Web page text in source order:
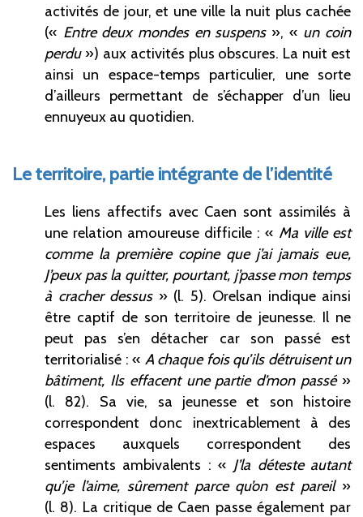
activités de jour, et une ville la nuit plus cachée
(« Entre deux mondes en suspens », « un coin
perdu ») aux activités plus obscures. La nuit est
ainsi un espace-temps particulier, une sorte
d’ailleurs permettant de s’échapper d’un lieu
ennuyeux au quotidien.
Le territoire, partie intégrante de l’identité
Les liens affectifs avec Caen sont assimilés à
une relation amoureuse difficile : « Ma ville est
comme la première copine que j’ai jamais eue,
J’peux pas la quitter, pourtant, j’passe mon temps
à cracher dessus » (l. 5). Orelsan indique ainsi
être captif de son territoire de jeunesse. Il ne
peut pas s’en détacher car son passé est
territorialisé : « A chaque fois qu’ils détruisent un
bâtiment, Ils effacent une partie d’mon passé »
(l.
82). Sa vie, sa jeunesse et son histoire
correspondent donc inextricablement à des
espaces auxquels correspondent des
sentiments ambivalents : « J’la déteste autant
qu’je l’aime, sûrement parce qu’on est pareil »
(l. 8). La critique de Caen passe également par